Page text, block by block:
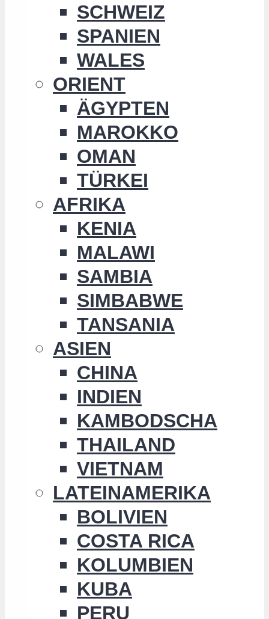
SCHWEIZ
SPANIEN
WALES
ORIENT
ÄGYPTEN
MAROKKO
OMAN
TÜRKEI
AFRIKA
KENIA
MALAWI
SAMBIA
SIMBABWE
TANSANIA
ASIEN
CHINA
INDIEN
KAMBODSCHA
THAILAND
VIETNAM
LATEINAMERIKA
BOLIVIEN
COSTA RICA
KOLUMBIEN
KUBA
PERU